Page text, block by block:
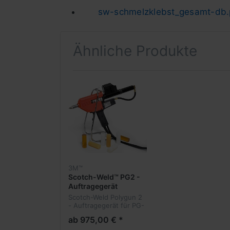
sw-schmelzklebst_gesamt-
Ähnliche Produkte
3M™
Scotch-Weld™ PG2 -
Auftragegerät
Scotch-Weld Polygun 2
- Auftragegerät für PG-
elektro- pneumatischer
ab 975,00 € *